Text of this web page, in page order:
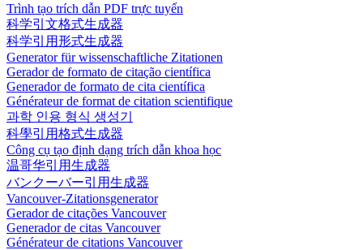
Trình tạo trích dẫn PDF trực tuyến
科学引文格式生成器
科学引用形式生成器
Generator für wissenschaftliche Zitationen
Gerador de formato de citação científica
Generador de formato de cita científica
Générateur de format de citation scientifique
과학 인용 형식 생성기
科學引用格式生成器
Công cụ tạo định dạng trích dẫn khoa học
温哥华引用生成器
バンクーバー引用生成器
Vancouver-Zitationsgenerator
Gerador de citações Vancouver
Generador de citas Vancouver
Générateur de citations Vancouver